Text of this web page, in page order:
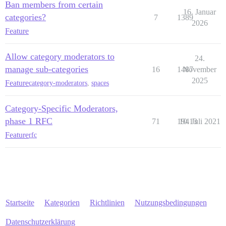
Ban members from certain
categories?
Feature
7 1389
16. Januar
2026
Allow category moderators to
manage sub-categories
Featurecategory-moderators, spaces
16 1487
24.
November
2025
Category-Specific Moderators,
phase 1 RFC
Featurerfc
71 19413
10. Juli 2021
Startseite Kategorien Richtlinien Nutzungsbedingungen
Datenschutzerklärung